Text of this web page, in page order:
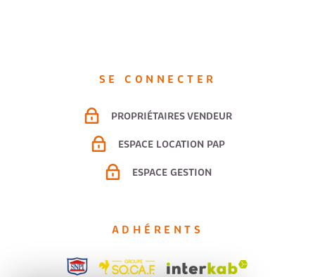
SE CONNECTER
PROPRIÉTAIRES VENDEUR
ESPACE LOCATION PAP
ESPACE GESTION
ADHÉRENTS